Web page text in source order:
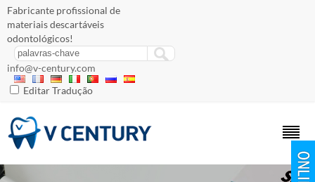
Fabricante profissional de
materiais descartáveis ​​
odontológicos!
info@v-century.com
Editar Tradução